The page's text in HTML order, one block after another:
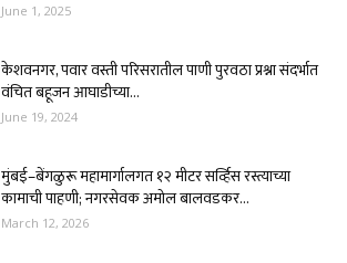
June 1, 2025
केशवनगर, पवार वस्ती परिसरातील पाणी पुरवठा प्रश्ना संदर्भात
वंचित बहूजन आघाडीच्या...
June 19, 2024
मुंबई–बेंगळुरू महामार्गालगत १२ मीटर सर्व्हिस रस्त्याच्या
कामाची पाहणी; नगरसेवक अमोल बालवडकर...
March 12, 2026